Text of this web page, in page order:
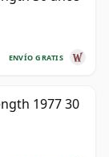
ENVÍO GRATIS
1977 30